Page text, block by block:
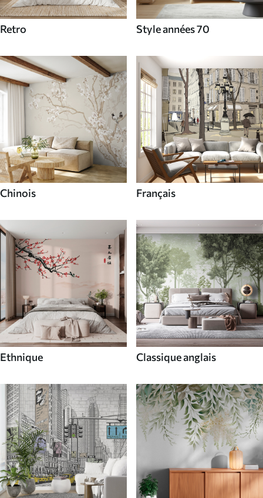
Retro Style années 70
Chinois Français
Ethnique Classique anglais